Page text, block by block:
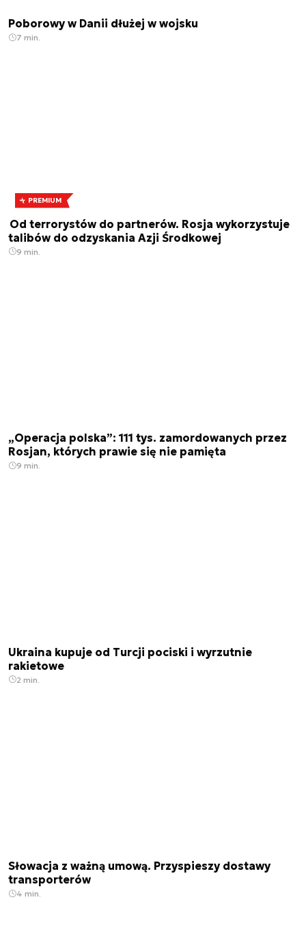
Poborowy w Danii dłużej w wojsku
7 min.
PREMIUM
Od terrorystów do partnerów. Rosja wykorzystuje
talibów do odzyskania Azji Środkowej
9 min.
„Operacja polska”: 111 tys. zamordowanych przez
Rosjan, których prawie się nie pamięta
9 min.
Ukraina kupuje od Turcji pociski i wyrzutnie
rakietowe
2 min.
Słowacja z ważną umową. Przyspieszy dostawy
transporterów
4 min.